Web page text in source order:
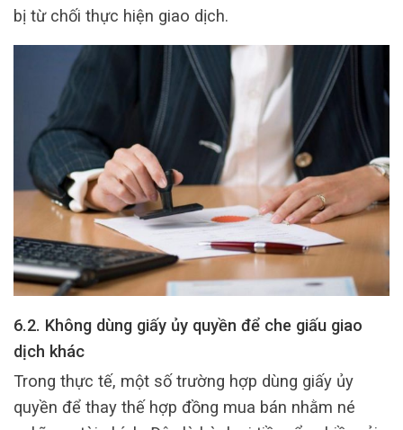
bị từ chối thực hiện giao dịch.
6.2. Không dùng giấy ủy quyền để che giấu giao
dịch khác
Trong thực tế, một số trường hợp dùng giấy ủy
quyền để thay thế hợp đồng mua bán nhằm né